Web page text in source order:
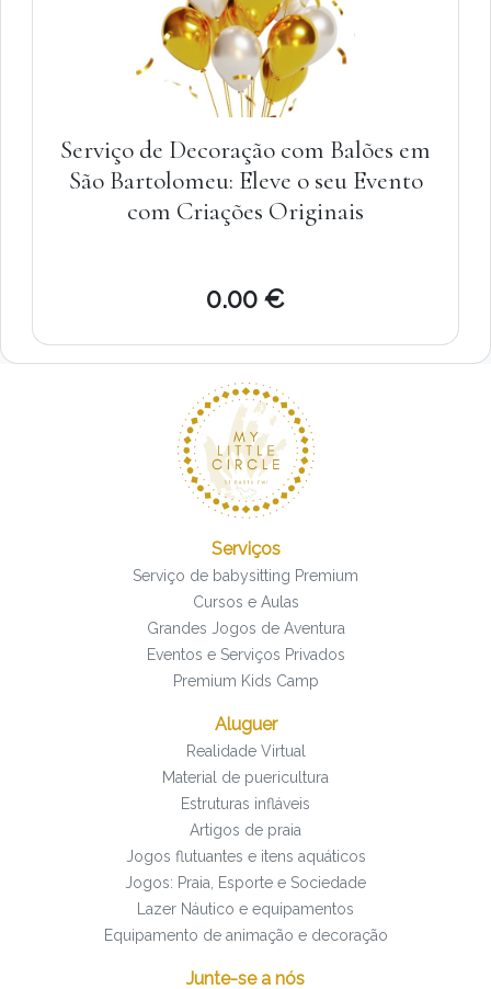
Serviço de Decoração com Balões em
São Bartolomeu: Eleve o seu Evento
com Criações Originais
0.00 €
Serviços
Serviço de babysitting Premium
Cursos e Aulas
Grandes Jogos de Aventura
Eventos e Serviços Privados
Premium Kids Camp
Aluguer
Realidade Virtual
Material de puericultura
Estruturas infláveis
Artigos de praia
Jogos flutuantes e itens aquáticos
Jogos: Praia, Esporte e Sociedade
Lazer Náutico e equipamentos
Equipamento de animação e decoração
Junte-se a nós